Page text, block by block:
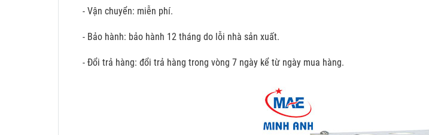
- Vận chuyển: miễn phí.
- Bảo hành: bảo hành 12 tháng do lỗi nhà sản xuất.
- Đổi trả hàng: đổi trả hàng trong vòng 7 ngày kể từ ngày mua hàng.